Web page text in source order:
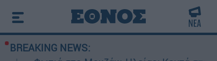
BREAKING NEWS: